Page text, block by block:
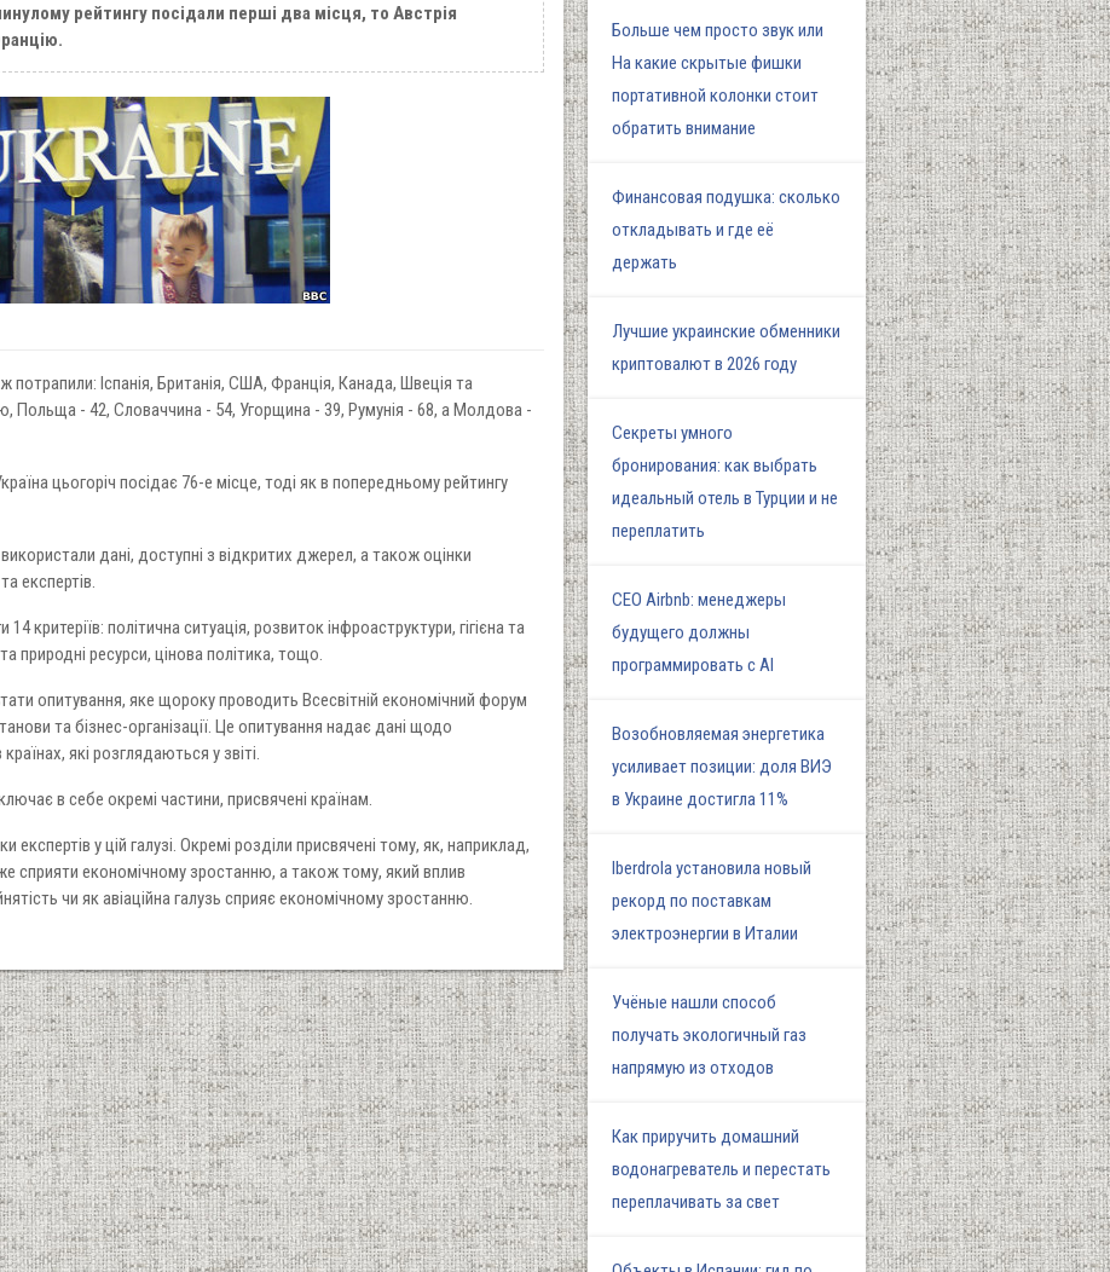
рейтингу посідали перші два місця, то Австрія
Іспанія, Британія, США, Франція, Канада, Швеція та
Польща - 42, Словаччина - 54, Угорщина - 39, Румунія - 68, а Молдова -
цьогоріч посідає 76-е місце, тоді як в попередньому рейтингу
дані, доступні з відкритих джерел, а також оцінки
експертів.
критеріїв: політична ситуація, розвиток інфроаструктури, гігієна та
природні ресурси, цінова політика, тощо.
опитування, яке щороку проводить Всесвітній економічний форум
та бізнес-організації. Це опитування надає дані щодо
які розглядаються у звіті.
в себе окремі частини, присвячені країнам.
експертів у цій галузі. Окремі розділи присвячені тому, як, наприклад,
сприяти економічному зростанню, а також тому, який вплив
чи як авіаційна галузь сприяє економічному зростанню.
Больше чем просто звук или
На какие скрытые фишки
портативной колонки стоит
обратить внимание
Финансовая подушка: сколько
откладывать и где её
держать
Лучшие украинские обменники
криптовалют в 2026 году
Секреты умного
бронирования: как выбрать
идеальный отель в Турции и не
переплатить
СЕО Airbnb: менеджеры
будущего должны
программировать с AI
Возобновляемая энергетика
усиливает позиции: доля ВИЭ
в Украине достигла 11%
Iberdrola установила новый
рекорд по поставкам
электроэнергии в Италии
Учёные нашли способ
получать экологичный газ
напрямую из отходов
Как приручить домашний
водонагреватель и перестать
переплачивать за свет